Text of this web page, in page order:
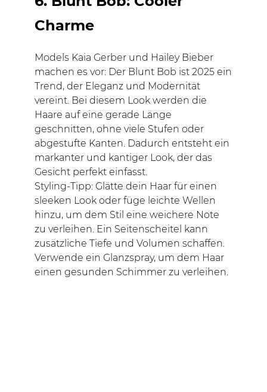
Charme
Models Kaia Gerber und Hailey Bieber
machen es vor: Der Blunt Bob ist 2025 ein
Trend, der Eleganz und Modernität
vereint. Bei diesem Look werden die
Haare auf eine gerade Länge
geschnitten, ohne viele Stufen oder
abgestufte Kanten. Dadurch entsteht ein
markanter und kantiger Look, der das
Gesicht perfekt einfasst.
Styling-Tipp: Glätte dein Haar für einen
sleeken Look oder füge leichte Wellen
hinzu, um dem Stil eine weichere Note
zu verleihen. Ein Seitenscheitel kann
zusätzliche Tiefe und Volumen schaffen.
Verwende ein Glanzspray, um dem Haar
einen gesunden Schimmer zu verleihen.